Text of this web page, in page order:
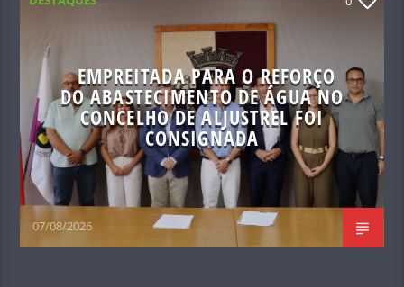
EMPREITADA PARA O REFORÇO
DO ABASTECIMENTO DE ÁGUA NO
CONCELHO DE ALJUSTREL FOI
CONSIGNADA
07/08/2026